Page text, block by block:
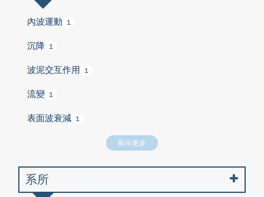
內波運動 1
沉降 1
波泥交互作用 1
流變 1
表面波衰減 1
顯示更多
系所